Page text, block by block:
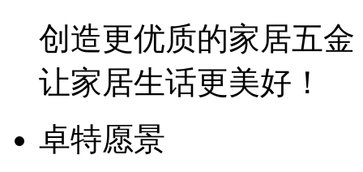
创造更优质的家居五金
让家居生话更美好！
卓特愿景